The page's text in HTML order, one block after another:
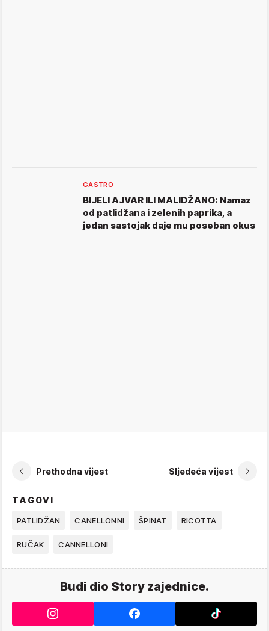
GASTRO
BIJELI AJVAR ILI MALIDŽANO: Namaz
od patlidžana i zelenih paprika, a
jedan sastojak daje mu poseban okus
Prethodna vijest Sljedeća vijest
TAGOVI
PATLIDŽAN CANELLONNI ŠPINAT RICOTTA
RUČAK CANNELLONI
Budi dio Story zajednice.